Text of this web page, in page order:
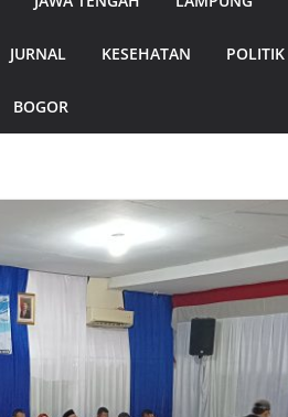
JURNAL KESEHATAN POLITIK
BOGOR